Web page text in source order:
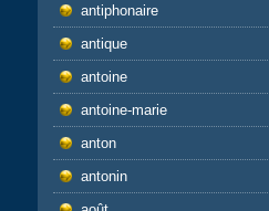
antiphonaire
antique
antoine
antoine-marie
anton
antonin